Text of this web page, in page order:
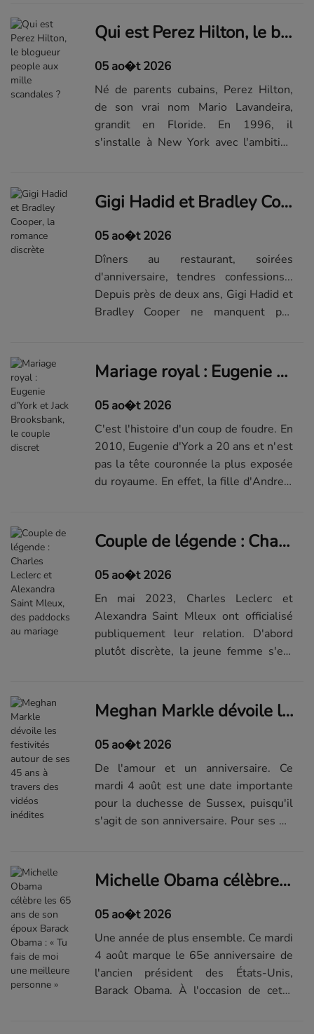
revenue en détail sur sa première
rencontre a...Lire la suite de l'article
sur...
Qui est Perez Hilton, le blogueur people aux mille scandales ?
05 ao�t 2026
Né de parents cubains, Perez Hilton,
de son vrai nom Mario Lavandeira,
grandit en Floride. En 1996, il
s'installe à New York avec l'ambition
figurant, il se tourne vers le
...Visualiser la suite du...
Gigi Hadid et Bradley Cooper, la romance discrète
05 ao�t 2026
Dîners au restaurant, soirées
d'anniversaire, tendres confessions...
Depuis près de deux ans, Gigi Hadid et
Bradley Cooper ne manquent pas
qu'ont émergé les premières rumeurs
de romanc...Lire la suite de...
Mariage royal : Eugenie d’York et Jack Brooksbank, le couple discret
05 ao�t 2026
C'est l'histoire d'un coup de foudre. En
2010, Eugenie d'York a 20 ans et n'est
pas la tête couronnée la plus exposée
du royaume. En effet, la fille d'Andrew
célèbres cousins, le
prince...Visualiser...
Couple de légende : Charles Leclerc et Alexandra Saint Mleux, des paddocks au mariage
05 ao�t 2026
En mai 2023, Charles Leclerc et
Alexandra Saint Mleux ont officialisé
publiquement leur relation. D'abord
plutôt discrète, la jeune femme s'est
compagnon. Tous deux passionnés de
s...Visualiser la suite du...
Meghan Markle dévoile les festivités autour de ses 45 ans à travers des vidéos inédites
05 ao�t 2026
De l'amour et un anniversaire. Ce
mardi 4 août est une date importante
pour la duchesse de Sussex, puisqu'il
s'agit de son anniversaire. Pour ses 45
Un anniversaire heureuxC'...Lire la
suite de...
Michelle Obama célèbre les 65 ans de son époux Barack Obama : « Tu fais de moi une meilleure personne »
05 ao�t 2026
Une année de plus ensemble. Ce mardi
4 août marque le 65e anniversaire de
l'ancien président des États-Unis,
Barack Obama. À l'occasion de cette